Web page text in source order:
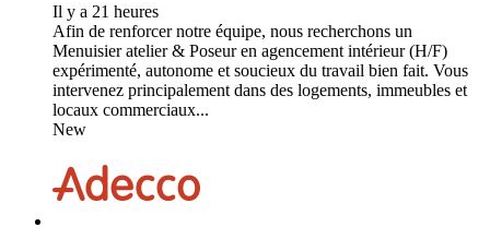
Il y a 21 heures
Afin de renforcer notre équipe, nous recherchons un
Menuisier atelier & Poseur en agencement intérieur (H/F)
expérimenté, autonome et soucieux du travail bien fait. Vous
intervenez principalement dans des logements, immeubles et
locaux commerciaux...
New